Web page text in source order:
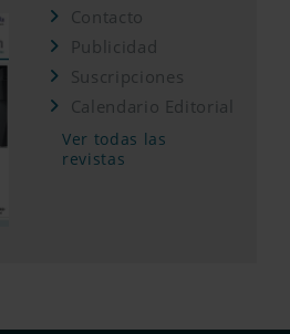
Contacto
Publicidad
Suscripciones
Calendario Editorial
Ver todas las
revistas